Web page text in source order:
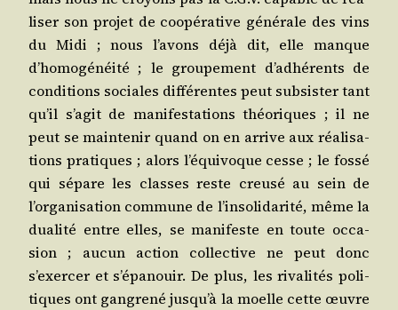
li­ser son pro­jet de coopé­ra­tive géné­rale des vins
du Midi ; nous l’avons déjà dit, elle manque
d’homogénéité ; le grou­pe­ment d’adhérents de
condi­tions sociales dif­fé­rentes peut sub­sis­ter tant
qu’il s’agit de mani­fes­ta­tions théo­riques ; il ne
peut se main­te­nir quand on en arrive aux réa­li­sa­
tions pra­tiques ; alors l’équivoque cesse ; le fos­sé
qui sépare les classes reste creu­sé au sein de
l’organisation com­mune de l’insolidarité, même la
dua­li­té entre elles, se mani­feste en toute occa­
sion ; aucun action col­lec­tive ne peut donc
s’exercer et s’épanouir. De plus, les riva­li­tés poli­
tiques ont gan­gre­né jusqu’à la moelle cette œuvre